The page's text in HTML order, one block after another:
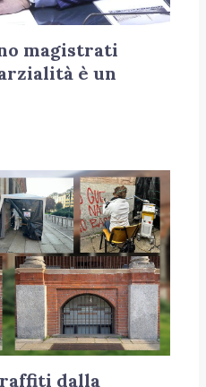
magistrati
è un
dalla